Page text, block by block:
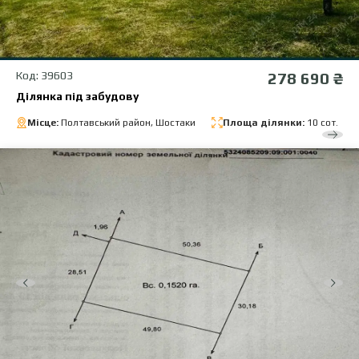
Код: 39603 278 690 ₴
Ділянка під забудову
Місце: Полтавський район, Шостаки Площа ділянки: 10 сот.